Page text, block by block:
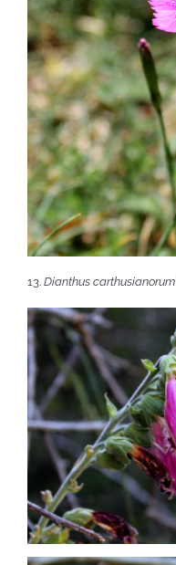
13. Dianthus carthusianorum